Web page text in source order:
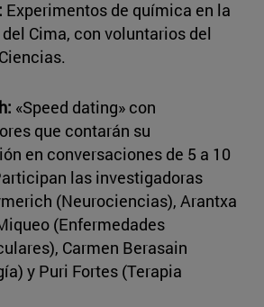
Experimentos de química en la
Cima, con voluntarios del
«Speed dating» con
que contarán su
en conversaciones de 5 a 10
las investigadoras
(Neurociencias), Arantxa
(Enfermedades
Carmen Berasain
y Puri Fortes (Terapia